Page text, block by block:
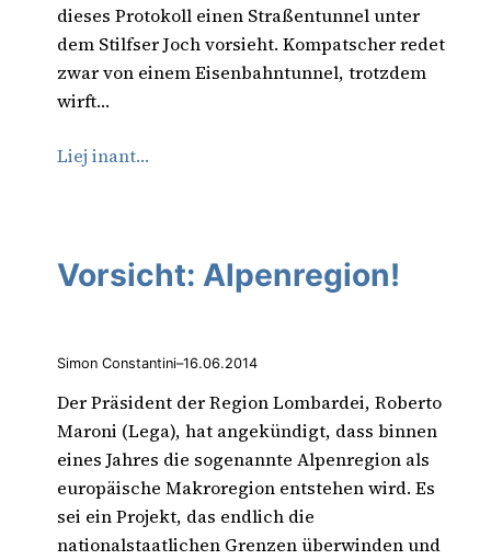
dieses Protokoll einen Straßentunnel unter
dem Stilfser Joch vorsieht. Kompatscher redet
zwar von einem Eisenbahntunnel, trotzdem
wirft…
Liej inant…
Vorsicht: Alpenregion!
Simon Constantini–16.06.2014
Der Präsident der Region Lombardei, Roberto
Maroni (Lega), hat angekündigt, dass binnen
eines Jahres die sogenannte Alpenregion als
europäische Makroregion entstehen wird. Es
sei ein Projekt, das endlich die
nationalstaatlichen Grenzen überwinden und